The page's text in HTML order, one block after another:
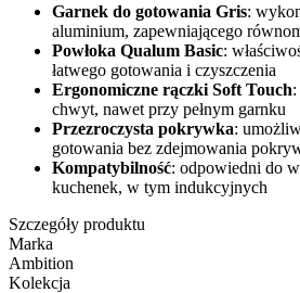
Garnek do gotowania Gris:
aluminium, zapewniającego
Powłoka Qualum Basic:
łatwego gotowania i czyszczenia
Ergonomiczne rączki Soft Touch
chwyt, nawet przy pełnym garnku
Przezroczysta pokrywka:
gotowania bez zdejmowania
Kompatybilność: odpowiedni do
kuchenek, w tym indukcyjnych
Szczegóły produktu
Marka
Ambition
Kolekcja